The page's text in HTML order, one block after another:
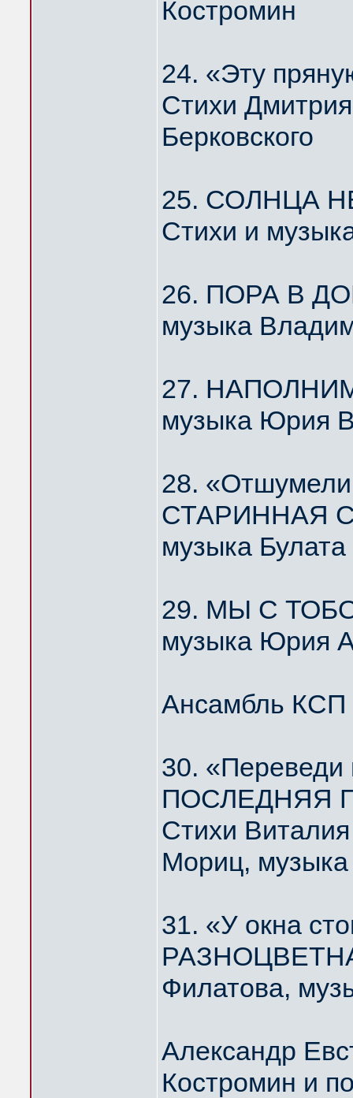
Костромин
24. «Эту
Стихи
Берковского
25. СОЛНЦА
Стихи и
26. ПОРА В
музыка
27.
музыка Юрия
28.
СТАРИННАЯ
музыка
29. МЫ С
музыка Юрия
Ансамбль
30.
ПОСЛЕДНЯЯ
Стихи
Мориц,
31. «У окна
Филатова,
Александр
Костромин и